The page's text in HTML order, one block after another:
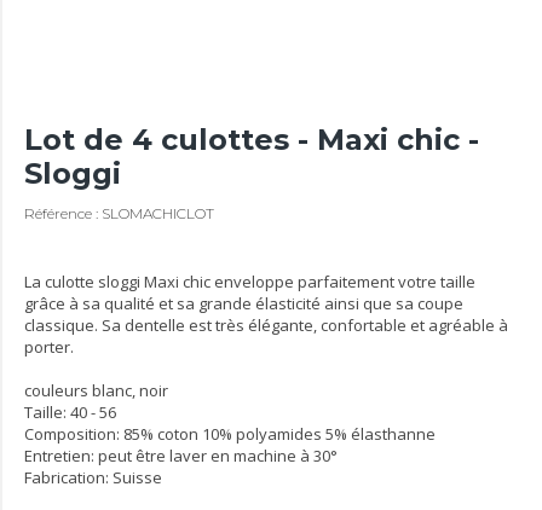
Lot de 4 culottes - Maxi chic -
Sloggi
Référence : SLOMACHICLOT
La culotte sloggi Maxi chic enveloppe parfaitement votre taille
grâce à sa qualité et sa grande élasticité ainsi que sa coupe
classique. Sa dentelle est très élégante, confortable et agréable à
porter.
couleurs blanc, noir
Taille: 40 - 56
Composition: 85% coton 10% polyamides 5% élasthanne
Entretien: peut être laver en machine à 30°
Fabrication: Suisse